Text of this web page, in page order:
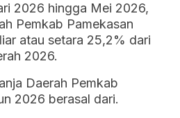
2026 hingga Mei 2026,
Pemkab Pamekasan
atau setara 25,2% dari
2026.
Daerah Pemkab
2026 berasal dari.